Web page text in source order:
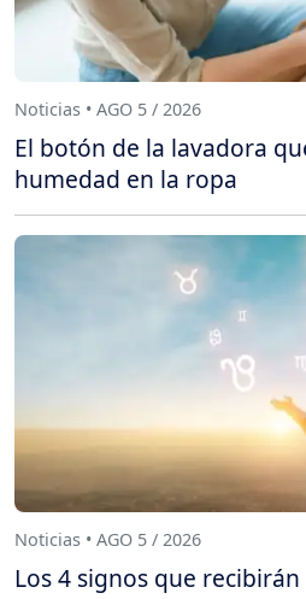
Noticias • AGO 5 / 2026
El botón de la lavadora
humedad en la ropa
Noticias • AGO 5 / 2026
Los 4 signos que